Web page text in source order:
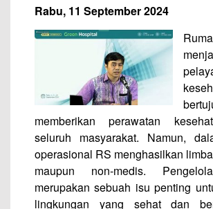
Rabu, 11 September 2024
memberikan perawatan
seluruh masyarakat. Namun,
operasional RS menghasilkan
maupun non-medis.
merupakan sebuah isu penting
lingkungan yang sehat dan